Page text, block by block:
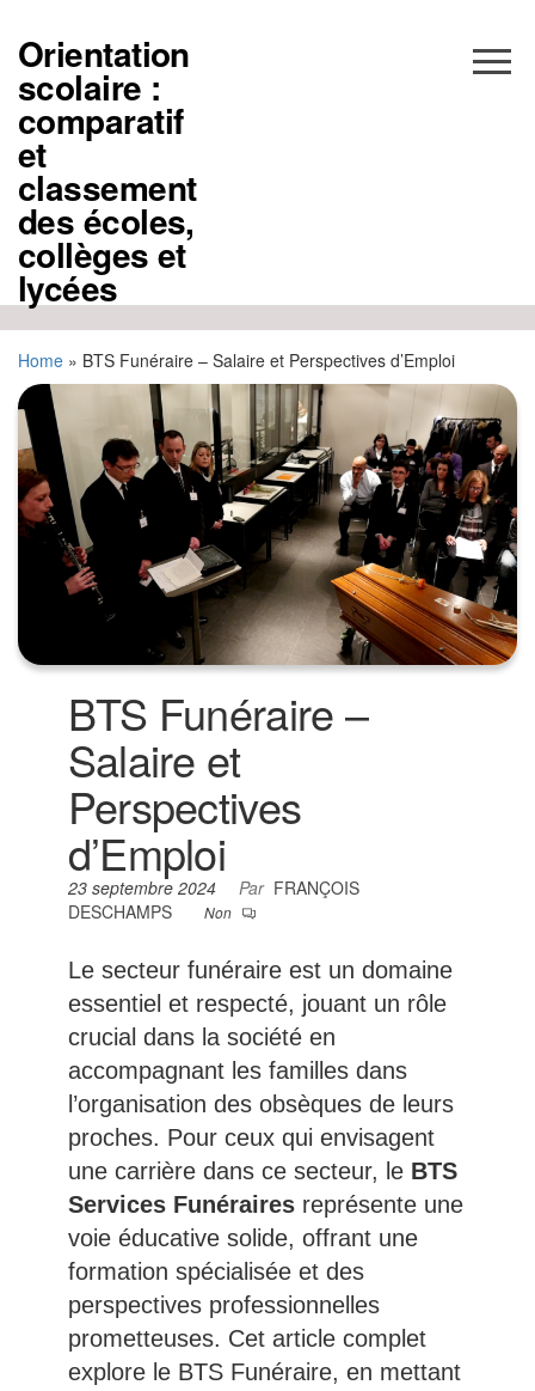
contenu
Orientation
scolaire :
comparatif
et
classement
des écoles,
collèges et
lycées
Home » BTS Funéraire – Salaire et Perspectives d’Emploi
BTS Funéraire –
Salaire et
Perspectives
d’Emploi
23 septembre 2024 Par FRANÇOIS
DESCHAMPS
Non
Le secteur funéraire est un domaine
essentiel et respecté, jouant un rôle
crucial dans la société en
accompagnant les familles dans
l’organisation des obsèques de leurs
proches. Pour ceux qui envisagent
une carrière dans ce secteur, le BTS
Services Funérairesreprésente une
voie éducative solide, offrant une
formation spécialisée et des
perspectives professionnelles
prometteuses. Cet article complet
explore le BTS Funéraire, en mettant